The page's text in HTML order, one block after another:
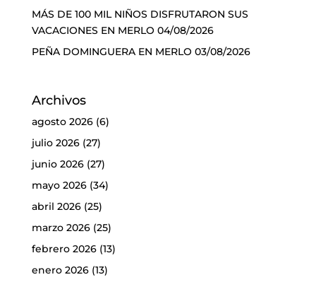
MÁS DE 100 MIL NIÑOS DISFRUTARON SUS
VACACIONES EN MERLO 04/08/2026
PEÑA DOMINGUERA EN MERLO 03/08/2026
Archivos
agosto 2026(6)
julio 2026(27)
junio 2026(27)
mayo 2026(34)
abril 2026(25)
marzo 2026(25)
febrero 2026(13)
enero 2026(13)